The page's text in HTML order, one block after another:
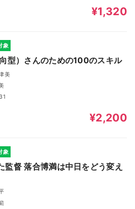
¥1,320
象
型）さんのための100のスキル
美
¥2,200
象
監督 落合博満は中日をどう変え